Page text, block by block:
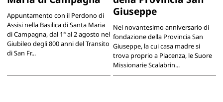
Appuntamento con il Perdono di
Assisi nella Basilica di Santa Maria
di Campagna, dal 1° al 2 agosto nel
Giubileo degli 800 anni del Transito
di San Fr...
Giuseppe
Nel novantesimo anniversario di
fondazione della Provincia San
Giuseppe, la cui casa madre si
trova proprio a Piacenza, le Suore
Missionarie Scalabrin...